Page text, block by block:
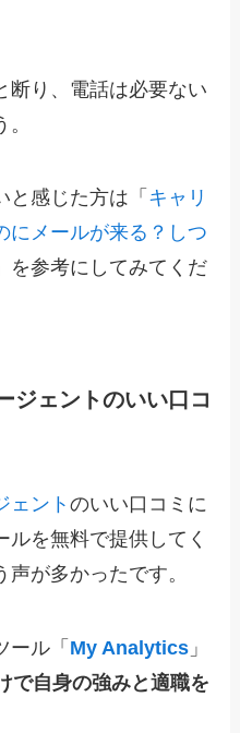
断り、電話は必要ない
と感じた方は「 キャリ
にメールが来る？しつ
を参考にしてみてくだ
ジェントのいい口コ
ェントのいい口コミに
を無料で提供してく
が多かったです。
ール「 My Analytics 」
で自身の強みと適職を